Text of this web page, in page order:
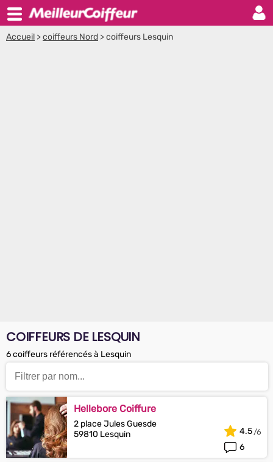
Accueil >coiffeurs Nord >coiffeurs Lesquin
COIFFEURS DE LESQUIN
6 coiffeurs référencés à Lesquin
Hellebore Coiffure
2 place Jules Guesde
59810 Lesquin
6
4.5